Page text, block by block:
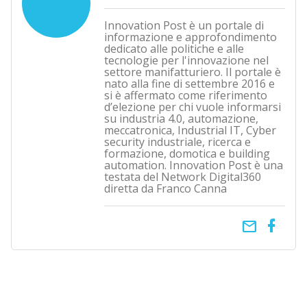
Innovation Post è un portale di
informazione e approfondimento
dedicato alle politiche e alle
tecnologie per l'innovazione nel
settore manifatturiero. Il portale è
nato alla fine di settembre 2016 e
si è affermato come riferimento
d’elezione per chi vuole informarsi
su industria 4.0, automazione,
meccatronica, Industrial IT, Cyber
security industriale, ricerca e
formazione, domotica e building
automation. Innovation Post è una
testata del Network Digital360
diretta da Franco Canna
email